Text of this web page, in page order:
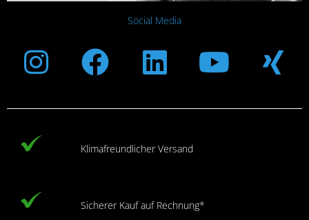
Social Media
Instagram
Facebook
Linkedin
Klimafreundlicher Versand
Sicherer Kauf auf Rechnung*